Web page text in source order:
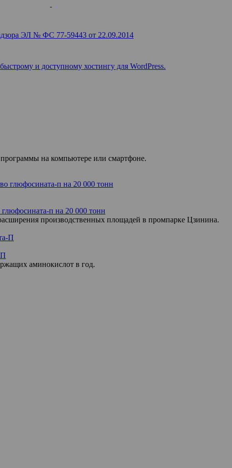
ЭЛ № ФС 77-59443 от 22.09.2014
и доступному хостингу для WordPress.
на компьютере или смартфоне.
п на 20 000 тонн
производственных площадей в промпарке Цзинина.
П
аминокислот в год.